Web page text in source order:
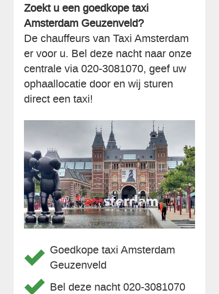
Zoekt u een goedkope taxi
Amsterdam Geuzenveld?
De chauffeurs van Taxi Amsterdam
er voor u. Bel deze nacht naar onze
centrale via 020-3081070, geef uw
ophaallocatie door en wij sturen
direct een taxi!
Goedkope taxi Amsterdam
Geuzenveld
Bel deze nacht 020-3081070